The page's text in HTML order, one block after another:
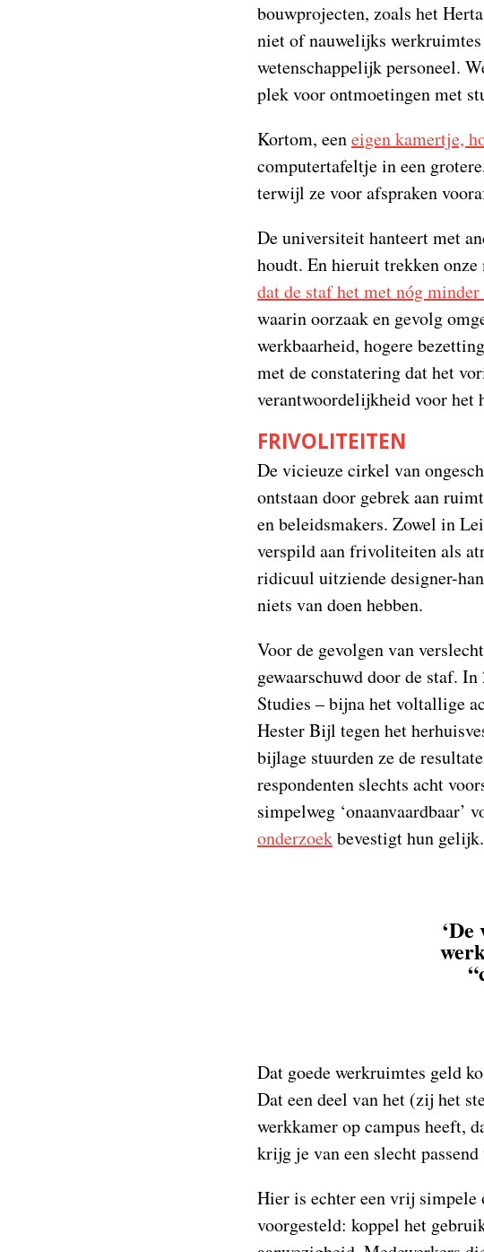
bouwprojecten, zoals het
niet of nauwelijks
wetenschappelijk personeel.
plek voor ontmoetingen met
Kortom, eeneigen kamertje,
computertafeltje in een
terwijl ze voor afspraken
De universiteit hanteert met
houdt. En hieruit trekken onze
dat de staf het met nóg
waarin oorzaak en gevolg
werkbaarheid, hogere
met de constatering dat het
verantwoordelijkheid voor het
FRIVOLITEITEN
De vicieuze cirkel van
ontstaan door gebrek aan
en beleidsmakers. Zowel in
verspild aan frivoliteiten als
ridicuul uitziende designer-
niets van doen hebben.
Voor de gevolgen van
gewaarschuwd door de staf.
Studies – bijna het voltallige
Hester Bijl tegen het
bijlage stuurden ze de
respondenten slechts acht
simpelweg ‘onaanvaardbaar’
onderzoekbevestigt hun gelijk.
Dat goede werkruimtes geld
Dat een deel van het (zij het
werkkamer op campus heeft,
krijg je van een slecht
Hier is echter een vrij simpele
voorgesteld: koppel het